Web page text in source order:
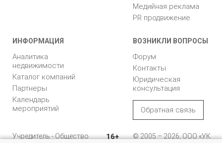
Медийная реклама
PR продвижение
ИНФОРМАЦИЯ
Аналитика
недвижимости
Каталог компаний
Партнеры
Календарь
мероприятий
ВОЗНИКЛИ ВОПРОСЫ
Форум
Контакты
Юридическая
консультация
Обратная связь
Учредитель - Общество
16+
© 2005 – 2026, ООО «УК